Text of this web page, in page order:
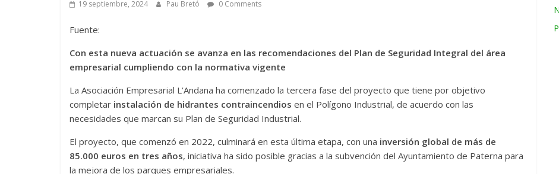
19 septiembre, 2024 Pau Bretó 0 Comments
Fuente:
Con esta nueva actuación se avanza en las recomendaciones del Plan de Seguridad Integral del área
empresarial cumpliendo con la normativa vigente
La Asociación Empresarial L’Andana ha comenzado la tercera fase del proyecto que tiene por objetivo
completar instalación de hidrantes contraincendios en el Polígono Industrial, de acuerdo con las
necesidades que marcan su Plan de Seguridad Industrial.
El proyecto, que comenzó en 2022, culminará en esta última etapa, con una inversión global de más de
85.000 euros en tres años, iniciativa ha sido posible gracias a la subvención del Ayuntamiento de Paterna para
la mejora de los parques empresariales.